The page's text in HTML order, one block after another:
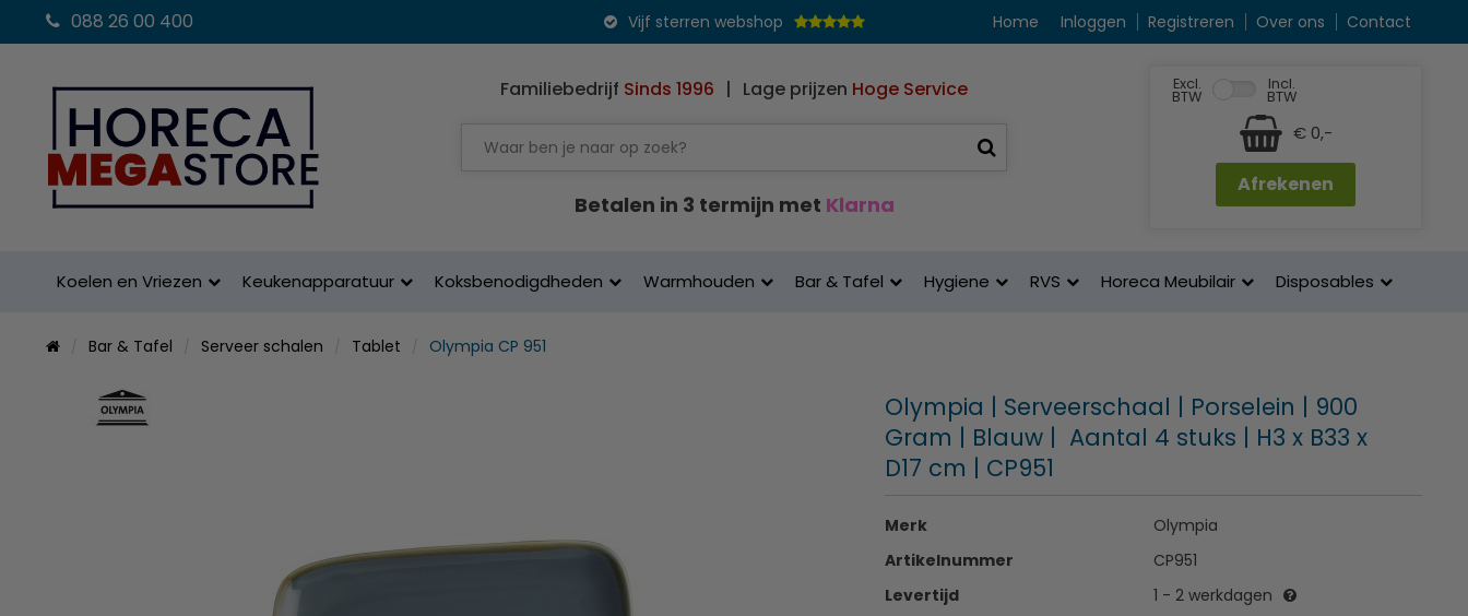
088 26 00 400 Vijf sterren webshop Home Inloggen Registreren Over ons Contact
Familiebedrijf Sinds 1996 | Lage prijzen Hoge Service
Betalen in 3 termijn met Klarna
Excl.
BTW
Incl.
BTW
€ 0,-
Afrekenen
Koelen en Vriezen Keukenapparatuur Koksbenodigdheden Warmhouden Bar & Tafel Hygiene RVS Horeca Meubilair Disposables
Bar & Tafel Serveer schalen Tablet Olympia CP 951
Olympia | Serveerschaal | Porselein | 900
Gram | Blauw | Aantal 4 stuks | H3 x B33 x
D17 cm | CP951
Merk
Olympia
Artikelnummer
CP951
Levertijd
1 - 2 werkdagen